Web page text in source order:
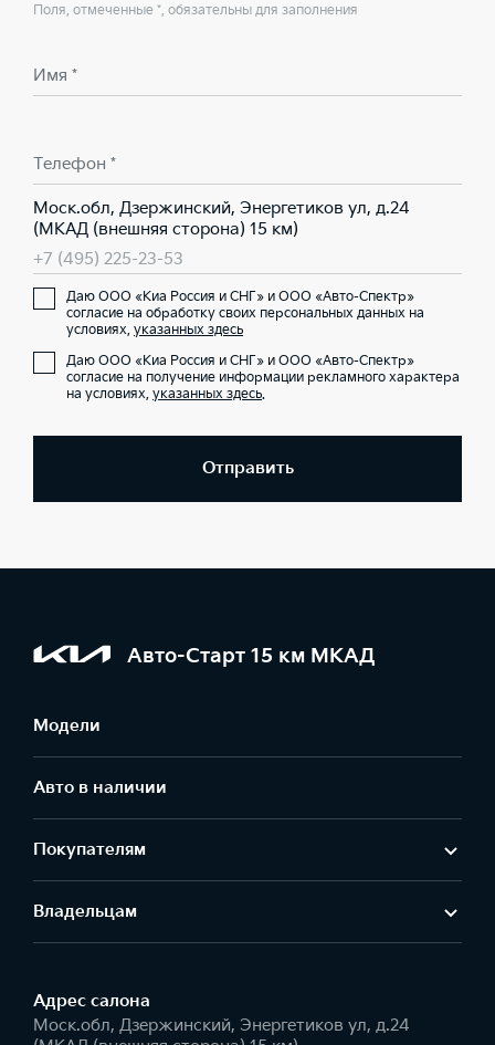
Поля, отмеченные *, обязательны для заполнения
Имя *
Телефон *
Моск.обл, Дзержинский, Энергетиков ул, д.24
(МКАД (внешняя сторона) 15 км)
+7 (495) 225-23-53
Даю ООО «Киа Россия и СНГ» и ООО «Авто-Спектр»
согласие на обработку своих персональных данных на
условиях, указанных здесь
Даю ООО «Киа Россия и СНГ» и ООО «Авто-Спектр»
согласие на получение информации рекламного характера
на условиях, указанных здесь.
Отправить
Авто-Старт 15 км МКАД
Модели
Авто в наличии
Покупателям
Владельцам
Адрес салонa
Моск.обл, Дзержинский, Энергетиков ул, д.24